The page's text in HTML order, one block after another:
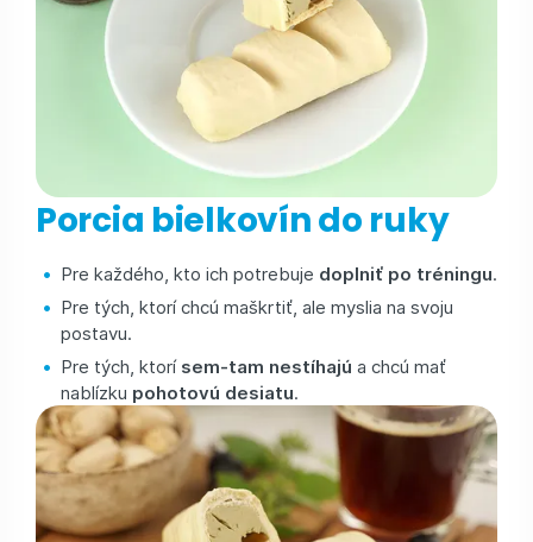
Porcia bielkovín do ruky
Pre každého, kto ich potrebuje doplniť po tréningu.
Pre tých, ktorí chcú maškrtiť, ale myslia na svoju
postavu.
Pre tých, ktorí sem-tam nestíhajú a chcú mať
nablízku pohotovú desiatu.